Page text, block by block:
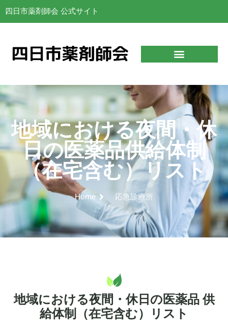
四日市薬剤師会 公式サイト
地域における夜間・休
日の医薬品供給体制
（在宅含む）リスト
Home 応急診療所
地域における夜間・休日の医薬品 供
給体制（在宅含む）リスト